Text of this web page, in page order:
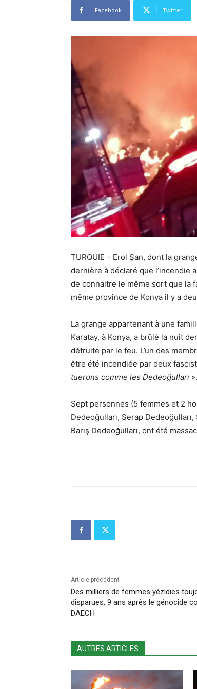
Facebook Twitter
TURQUIE – Erol Şan, dont la
dernière à déclaré que l’incendie
de connaitre le même sort que la
même province de Konya il y a
La grange appartenant à une
Karatay, à Konya, a brûlé la nuit
détruite par le feu. L’un des
être été incendiée par deux
tuerons comme les Dedeoğulları ».
Sept personnes (5 femmes et 2
Dedeoğulları, Serap
Barış Dedeoğulları, ont été
Article précédent
Des milliers de femmes yézidies
disparues, 9 ans après le génocide
DAECH
AUTRES ARTICLES